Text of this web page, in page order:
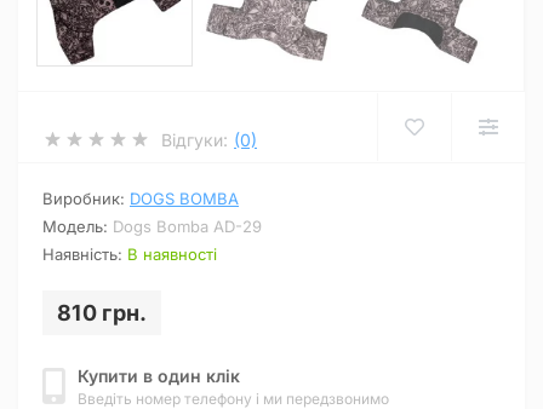
Відгуки: (0)
Виробник: DOGS BOMBA
Модель: Dogs Bomba AD-29
Наявність: В наявності
810 грн.
Купити в один клік
Введіть номер телефону і ми передзвонимо